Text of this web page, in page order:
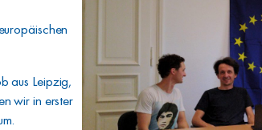
aus Leipzig,
wir in erster